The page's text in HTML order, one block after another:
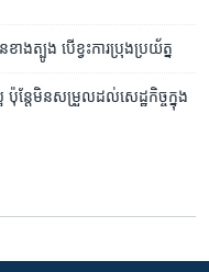
ាង​ត្បូង បើ​ខ្វះ​ការ​ប្រុង​ប្រយ័ត្ន
ប៉ុន្តែ​មិន​សម្រួល​ដល់​សេដ្ឋកិច្ច​ក្នុង​